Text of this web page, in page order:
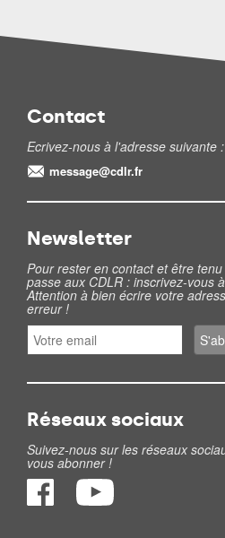
Contact
Ecrivez-nous à l'adresse suivante :
message@cdlr.fr
Newsletter
Pour rester en contact et être
passe aux CDLR : inscrivez-vous
Attention à bien écrire votre
erreur !
Réseaux sociaux
Suivez-nous sur les réseaux
vous abonner !